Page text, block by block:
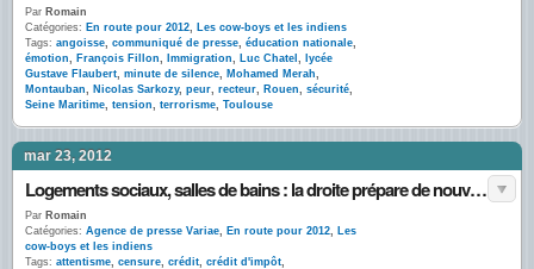
Par Romain
Catégories: En route pour 2012, Les cow-boys et les indiens
Tags: angoisse, communiqué de presse, éducation nationale,
émotion, François Fillon, Immigration, Luc Chatel ,
lycée
Gustave Flaubert, minute de silence, Mohamed Merah,
Montauban, Nicolas Sarkozy, peur, recteur, Rouen, sécurité,
Seine Maritime, tension, terrorisme, Toulouse
mar 23, 2012
Logements sociaux, salles de bains : la droite prépare de nouvelles mesures contre le terrorisme
Par Romain
Catégories: Agence de presse Variae, En route pour 2012, Les
cow-boys et les indiens
Tags: attentisme, censure, crédit, crédit d'impôt,